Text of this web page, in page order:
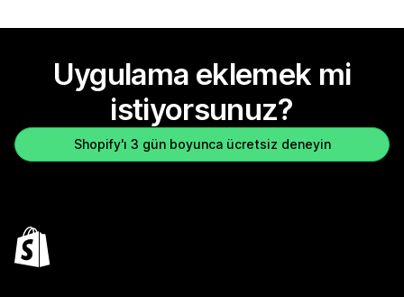
Uygulama eklemek mi
istiyorsunuz?
Shopify'ı 3 gün boyunca ücretsiz deneyin